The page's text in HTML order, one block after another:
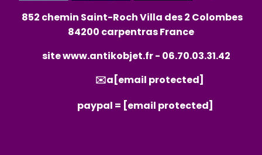
852 chemin Saint-Roch Villa des 2 Colombes
84200 carpentras France
sitewww.antikobjet.fr- 06.70.03.31.42
✉️a [email protected]
paypal = [email protected]